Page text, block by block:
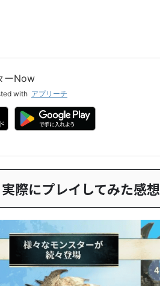
ーNow
with アプリーチ
際にプレイしてみた感想